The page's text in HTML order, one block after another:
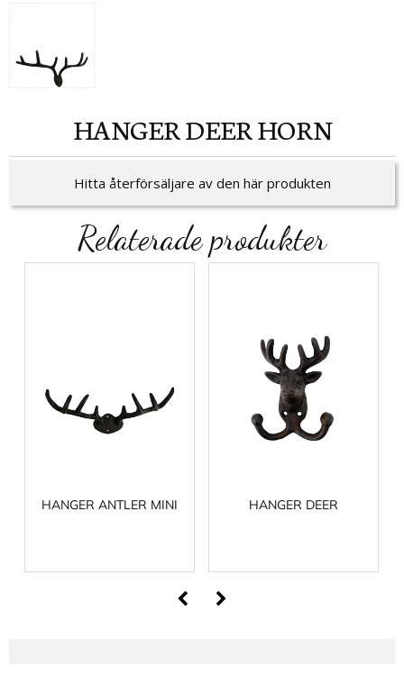
HANGER DEER HORN
Hitta återförsäljare av den här produkten
Relaterade produkter
HANGER ANTLER MINI HANGER DEER